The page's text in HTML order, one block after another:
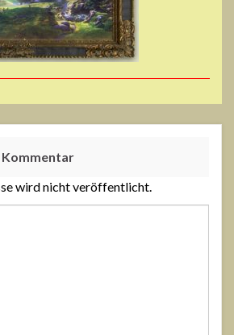
Kommentar
wird nicht veröffentlicht.